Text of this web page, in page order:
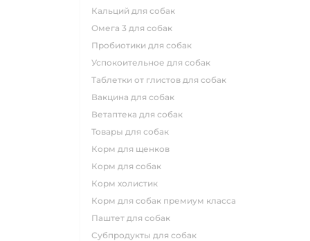
кальций для собак
омега 3 для собак
пробиотики для собак
успокоительное для собак
таблетки от глистов для собак
вакцина для собак
ветаптека для собак
товары для собак
корм для щенков
корм для собак
корм холистик
корм для собак премиум класса
паштет для собак
субпродукты для собак